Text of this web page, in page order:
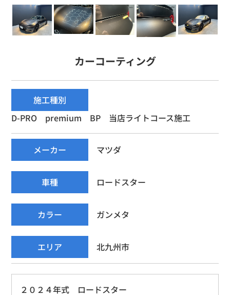
カーコーティング
施工種別
D-PRO premium BP 当店ライトコース施工
メーカー マツダ
車種 ロードスター
カラー ガンメタ
エリア 北九州市
２０２４年式 ロードスター